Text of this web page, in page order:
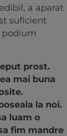
a aparat
suficient
podium
prost.
mai buna
la noi.
luam o
fim mandre